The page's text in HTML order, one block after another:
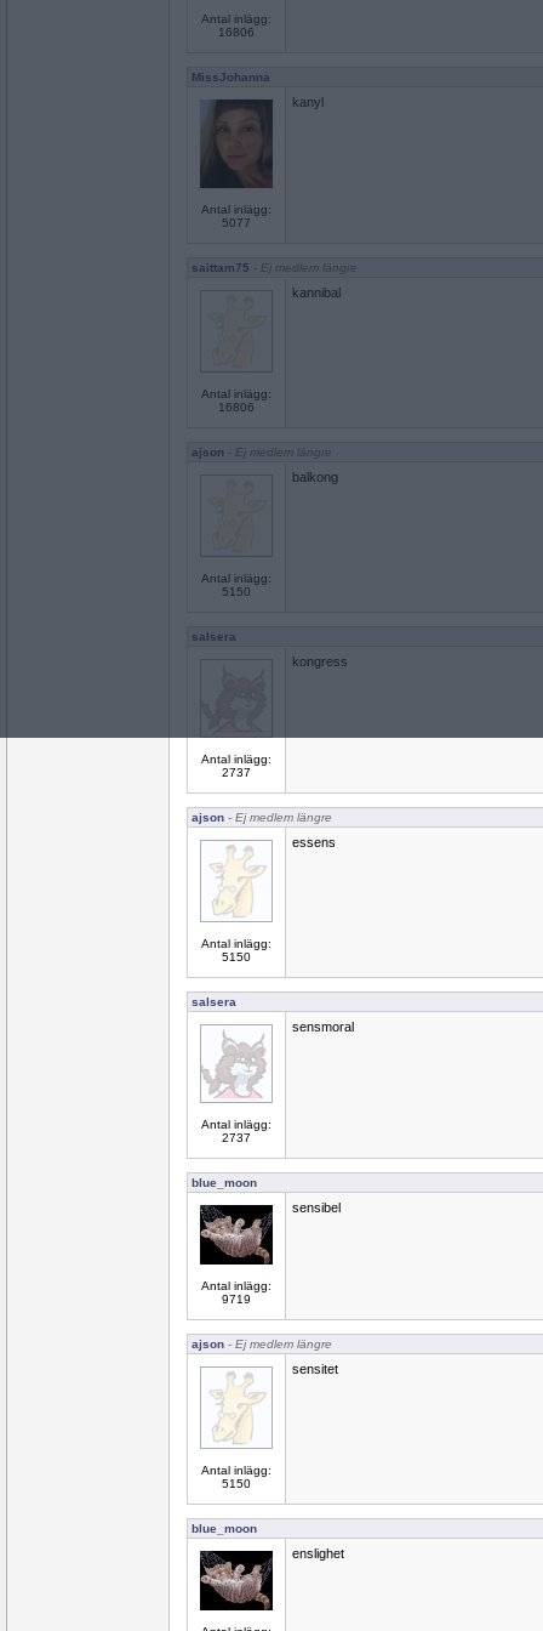
Antal inlägg:
16806
MissJohanna
Antal inlägg:
5077
kanyl
saittam75 - Ej medlem längre
Antal inlägg:
16806
kannibal
ajson - Ej medlem längre
Antal inlägg:
5150
balkong
salsera
Antal inlägg:
2737
kongress
ajson - Ej medlem längre
Antal inlägg:
5150
essens
salsera
Antal inlägg:
2737
sensmoral
blue_moon
Antal inlägg:
9719
sensibel
ajson - Ej medlem längre
Antal inlägg:
5150
sensitet
blue_moon
enslighet